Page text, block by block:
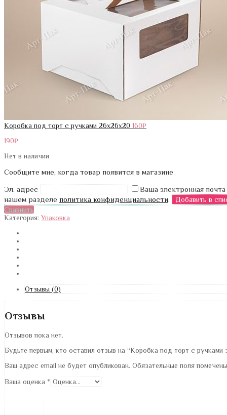
Коробка под торт с ручками 26х26х20 160₽
190₽
Нет в наличии
Сообщите мне, когда товар появится в магазине
Эл. адрес
Ваша электронная
нашем разделе политика конфиденциальности.
Сравнить
Категория: Упаковка
Отзывы (0)
Отзывы
Отзывов пока нет.
Будьте первым, кто оставил отзыв на “Коробка под торт с ручками
Ваш адрес email не будет опубликован. Обязательные поля
Ваша оценка *